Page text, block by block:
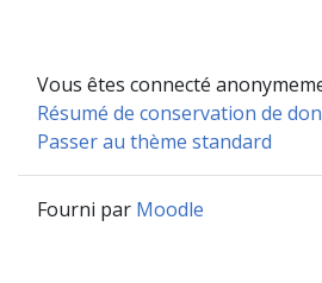
Vous êtes connecté
Résumé de conservation de
Passer au thème standard
Fourni par Moodle